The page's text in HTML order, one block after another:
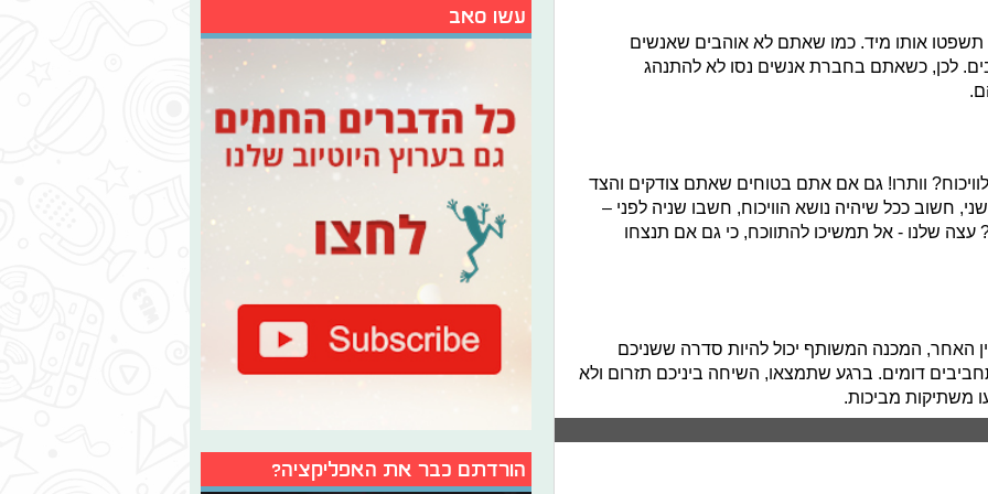
אותו מיד. כמו שאתם לא אוהבים שאנשים
לכן, כשאתם בחברת אנשים נסו לא להתנהג
וותרו! גם אם אתם בטוחים שאתם צודקים והצד
חשוב ככל שיהיה נושא הוויכוח, חשבו שניה לפני –
עצה שלנו - אל תמשיכו להתווכח, כי גם אם תנצחו
האחר, המכנה המשותף יכול להיות סדרה ששניכם
דומים. ברגע שתמצאו, השיחה ביניכם תזרום ולא
משתיקות מביכות.
עשו סאב
הורדתם כבר את האפליקציה?